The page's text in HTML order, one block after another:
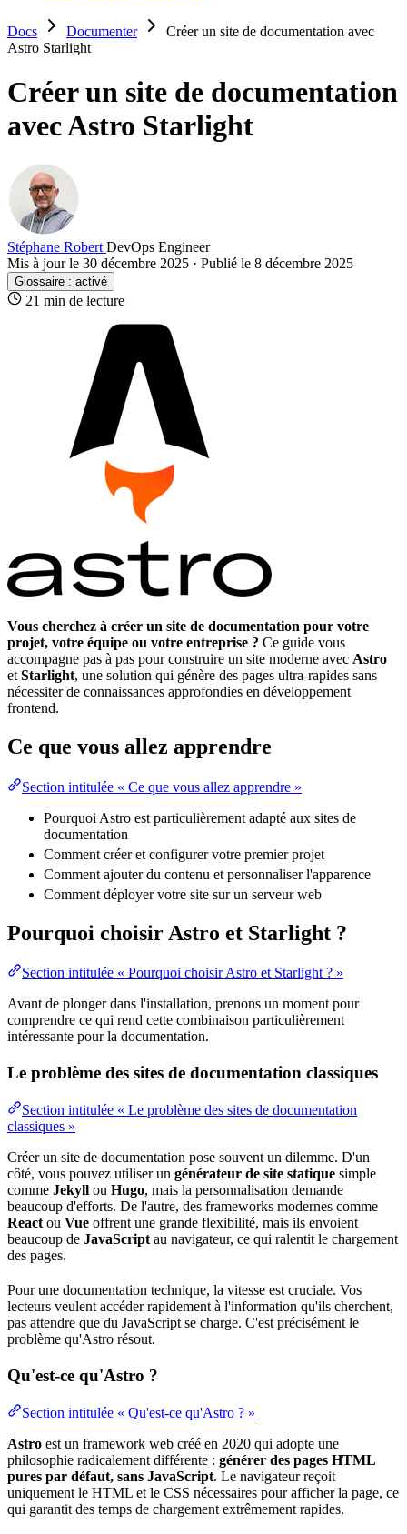
Docs Documenter
Créer un site de documentation avec
Astro Starlight
Créer un site de documentation
avec Astro Starlight
Stéphane Robert DevOps Engineer
Mis à jour le 30 décembre 2025 · Publié le 8 décembre 2025
Glossaire : activé
21 min de lecture
Vous cherchez à créer un site de documentation pour votre
projet, votre équipe ou votre entreprise ? Ce guide vous
accompagne pas à pas pour construire un site moderne avec Astro
et Starlight, une solution qui génère des pages ultra-rapides sans
nécessiter de connaissances approfondies en développement
frontend.
Ce que vous allez apprendre
Section intitulée « Ce que vous allez apprendre »
Pourquoi Astro est particulièrement adapté aux sites de
documentation
Comment créer et configurer votre premier projet
Comment ajouter du contenu et personnaliser l'apparence
Comment déployer votre site sur un serveur web
Pourquoi choisir Astro et Starlight ?
Section intitulée « Pourquoi choisir Astro et Starlight ? »
Avant de plonger dans l'installation, prenons un moment pour
comprendre ce qui rend cette combinaison particulièrement
intéressante pour la documentation.
Le problème des sites de documentation classiques
Section intitulée « Le problème des sites de documentation
classiques »
Créer un site de documentation pose souvent un dilemme. D'un
côté, vous pouvez utiliser un générateur de site statique simple
comme Jekyll ou Hugo, mais la personnalisation demande
beaucoup d'efforts. De l'autre, des frameworks modernes comme
React ou Vue offrent une grande flexibilité, mais ils envoient
beaucoup de JavaScript au navigateur, ce qui ralentit le chargement
des pages.
Pour une documentation technique, la vitesse est cruciale. Vos
lecteurs veulent accéder rapidement à l'information qu'ils cherchent,
pas attendre que du JavaScript se charge. C'est précisément le
problème qu'Astro résout.
Qu'est-ce qu'Astro ?
Section intitulée « Qu'est-ce qu'Astro ? »
Astro est un framework web créé en 2020 qui adopte une
philosophie radicalement différente : générer des pages HTML
pures par défaut, sans JavaScript. Le navigateur reçoit
uniquement le HTML et le CSS nécessaires pour afficher la page, ce
qui garantit des temps de chargement extrêmement rapides.